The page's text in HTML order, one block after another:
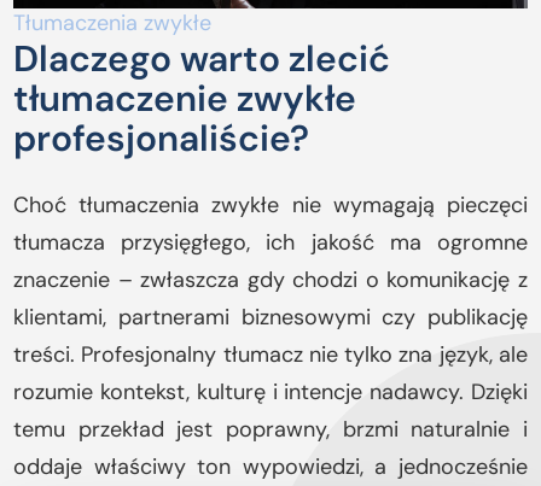
Tłumaczenia zwykłe
Dlaczego warto zlecić
tłumaczenie zwykłe
profesjonaliście?
Choć tłumaczenia zwykłe nie wymagają pieczęci
tłumacza przysięgłego, ich jakość ma ogromne
znaczenie – zwłaszcza gdy chodzi o komunikację z
klientami, partnerami biznesowymi czy publikację
treści. Profesjonalny tłumacz nie tylko zna język, ale
rozumie kontekst, kulturę i intencje nadawcy. Dzięki
temu przekład jest poprawny, brzmi naturalnie i
oddaje właściwy ton wypowiedzi, a jednocześnie